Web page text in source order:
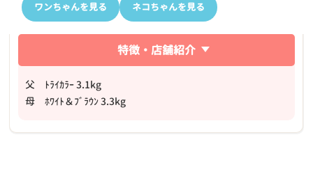
ワンちゃんを見る ネコちゃんを見る
特徴・店舗紹介
父 ﾄﾗｲｶﾗｰ 3.1kg
母 ﾎﾜｲﾄ＆ﾌﾞﾗｳﾝ 3.3kg